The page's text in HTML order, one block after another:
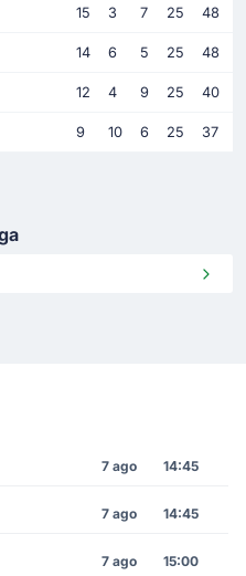
15 3 7 25 48
14 6 5 25 48
12 4 9 25 40
9 10 6 25 37
7 ago 14:45
7 ago 14:45
7 ago 15:00